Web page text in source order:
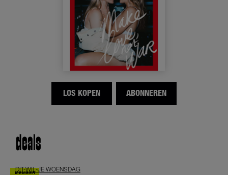
LOS KOPEN ABONNEREN
deals
DIT-WIL-JE WOENSDAG